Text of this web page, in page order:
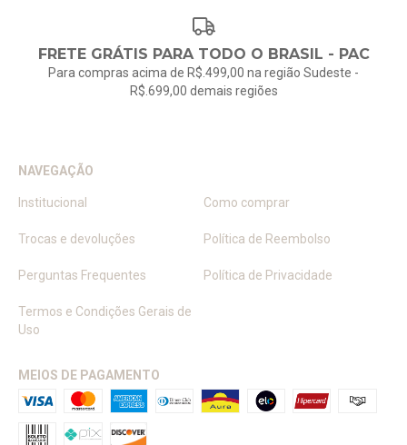
FRETE GRÁTIS PARA TODO O BRASIL - PAC
Para compras acima de R$.499,00 na região Sudeste -
R$.699,00 demais regiões
NAVEGAÇÃO
Institucional Como comprar
Trocas e devoluções Política de Reembolso
Perguntas Frequentes Política de Privacidade
Termos e Condições Gerais de
Uso
MEIOS DE PAGAMENTO